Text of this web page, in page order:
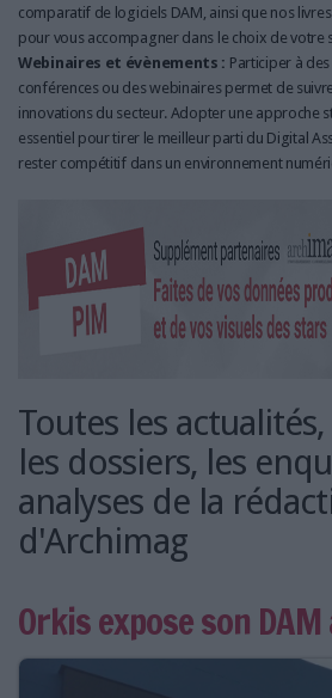
comparatif de logiciels DAM, ainsi que nos
pour vous accompagner dans le choix de votre
Webinaires et évènements : Participer à
conférences ou des webinaires permet de
innovations du secteur. Adopter une approche
essentiel pour tirer le meilleur parti du Digital
rester compétitif dans un environnement
Toutes les
les dossiers, les
analyses de la
d'Archimag
Orkis expose son DAM